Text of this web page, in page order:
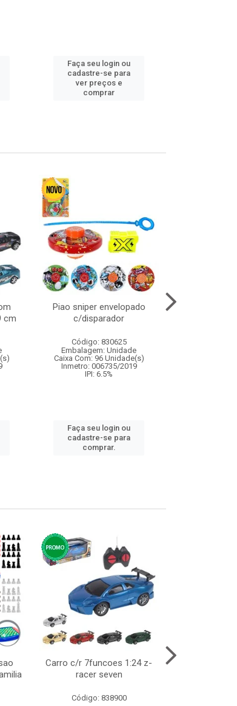
Faça seu login ou
cadastre-se para
ver preços e
comprar
cm
Piao sniper envelopado
c/disparador
Código: 830625
Embalagem: Unidade
Caixa Com: 96 Unidade(s)
Inmetro: 006735/2019
IPI: 6.5%
Faça seu login ou
cadastre-se para
comprar.
Carro c/r 7funcoes 1:24 z-
racer seven
Código: 838900